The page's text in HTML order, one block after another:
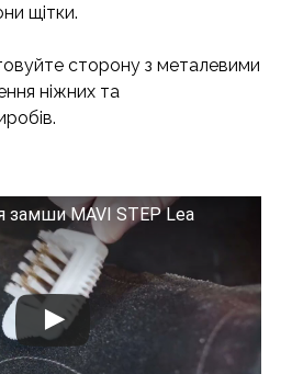
щітки.
сторону з металевими
ніжних та
замши MAVI STEP Lea